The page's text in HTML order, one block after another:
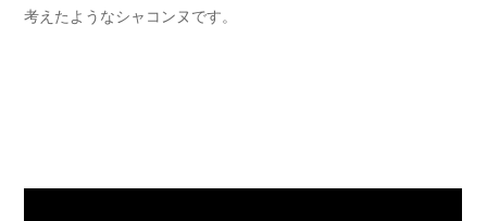
考えたようなシャコンヌです。